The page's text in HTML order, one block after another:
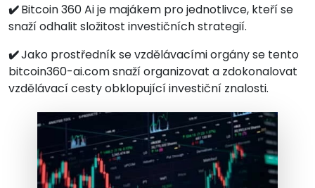
✔️Bitcoin 360 Ai je majákem pro jednotlivce, kteří se
snaží odhalit složitost investičních strategií.
✔️Jako prostředník se vzdělávacími orgány se tento
bitcoin360-ai.com snaží organizovat a zdokonalovat
vzdělávací cesty obklopující investiční znalosti.